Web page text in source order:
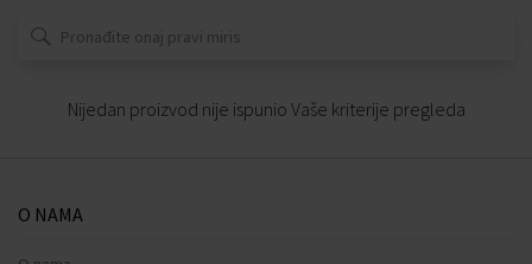
Nijedan proizvod nije ispunio Vaše kriterije pregleda
O NAMA